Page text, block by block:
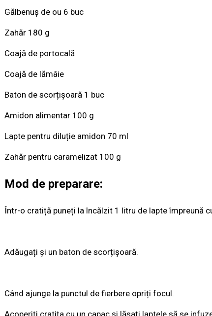
Gălbenuș de ou 6 buc
Zahăr 180 g
Coajă de portocală
Coajă de lămâie
Baton de scorțișoară 1 buc
Amidon alimentar 100 g
Lapte pentru diluție amidon 70 ml
Zahăr pentru caramelizat 100 g
Mod de preparare:
Într-o cratiță puneți la încălzit 1 litru de lapte împreună
Adăugați și un baton de scorțișoară.
Când ajunge la punctul de fierbere opriți focul.